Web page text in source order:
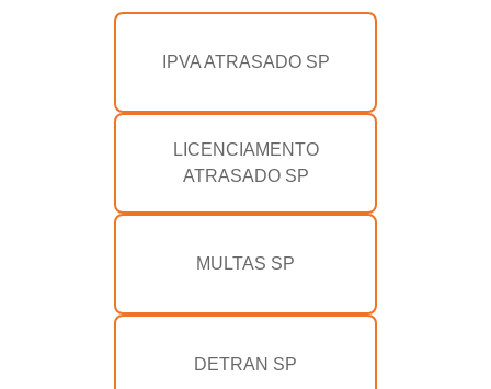
IPVA ATRASADO SP
LICENCIAMENTO
ATRASADO SP
MULTAS SP
DETRAN SP